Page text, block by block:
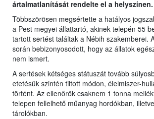
ártalmatlanítását rendelte el a helyszínen.
Többszörösen megsértette a hatályos
a Pest megyei állattartó, akinek telepén 55
tartott sertést találtak a Nébih szakemberei.
során bebizonyosodott, hogy az állatok
nem ismert.
A sertések kétséges státuszát tovább
etetésük szintén tiltott módon, élelmiszer-
történt. Az ellenőrök csaknem 1 tonna
telepen fellelhető műanyag hordókban,
tárolókban.